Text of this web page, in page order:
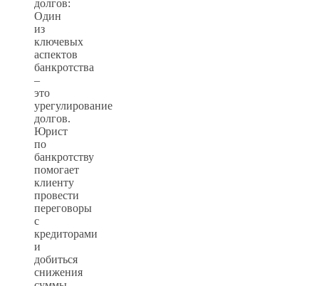
долгов:
Один
из
ключевых
аспектов
банкротства
–
это
урегулирование
долгов.
Юрист
по
банкротству
помогает
клиенту
провести
переговоры
с
кредиторами
и
добиться
снижения